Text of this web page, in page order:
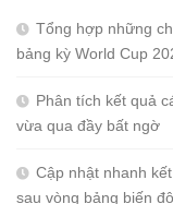
Tổng hợp những
bảng kỳ World Cup
Phân tích kết quả
vừa qua đầy bất ngờ
Cập nhật nhanh
sau vòng bảng biến